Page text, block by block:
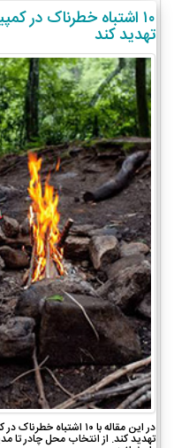
۱۰ اشتباه خطرناک در
تهدید کند
در این مقاله با ۱۰
تهدید کند. از انتخاب محل چادر